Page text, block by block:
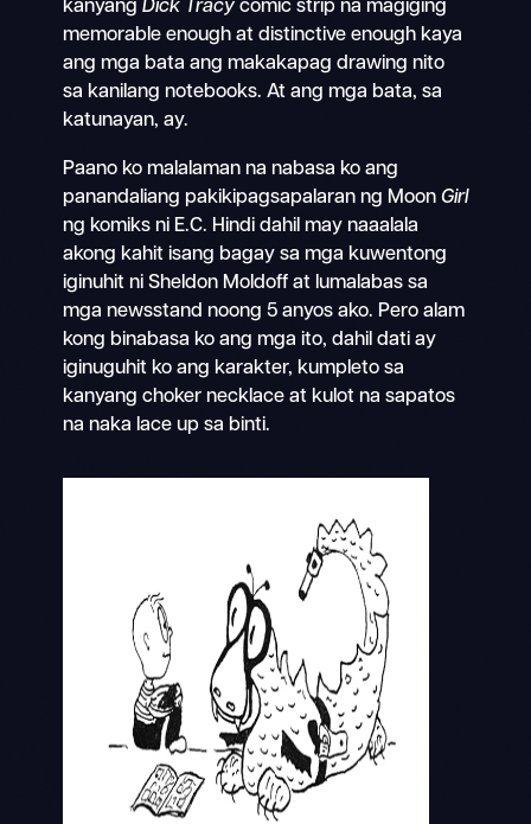
kanyang Dick Tracycomic strip na magiging
memorable enough at distinctive enough kaya
ang mga bata ang makakapag drawing nito
sa kanilang notebooks. At ang mga bata, sa
katunayan, ay.
Paano ko malalaman na nabasa ko ang
panandaliang pakikipagsapalaran ng Moon Girl
ng komiks ni E.C. Hindi dahil may naaalala
akong kahit isang bagay sa mga kuwentong
iginuhit ni Sheldon Moldoff at lumalabas sa
mga newsstand noong 5 anyos ako. Pero alam
kong binabasa ko ang mga ito, dahil dati ay
iginuguhit ko ang karakter, kumpleto sa
kanyang choker necklace at kulot na sapatos
na naka lace up sa binti.